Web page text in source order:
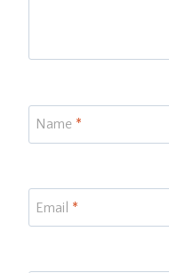
Name *
Email *